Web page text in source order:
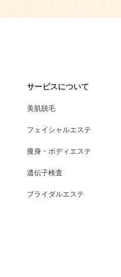
サービスについて
美肌脱毛
フェイシャルエステ
痩身・ボディエステ
遺伝子検査
ブライダルエステ